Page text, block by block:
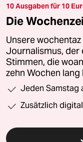
10 Ausgaben für 10
Die
Unsere
Journalismus, der
Stimmen, die
zehn Wochen lang
Jeden Samstag
Zusätzlich